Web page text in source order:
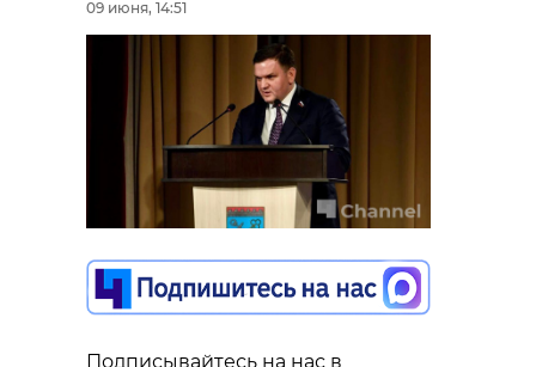
09 июня, 14:51
Подписывайтесь на нас в